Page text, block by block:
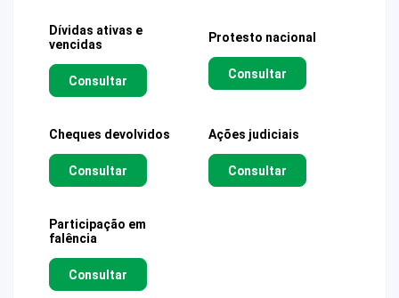
Dívidas ativas e
vencidas
Consultar
Protesto nacional
Consultar
Cheques devolvidos
Consultar
Ações judiciais
Consultar
Participação em
falência
Consultar